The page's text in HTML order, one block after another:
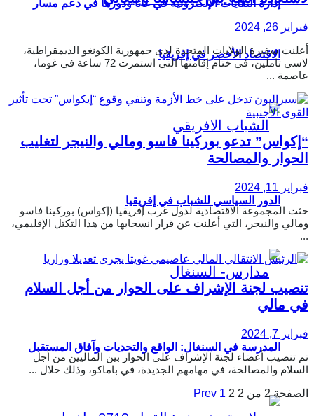
إدارة النفايات الإلكترونية في غانا ودورها في دعم مسار
الاقتصاد الأخضر في إفريقيا
الدور السياسي للشباب في إفريقيا
المدرسة في السنغال: الواقع والتحديات وآفاق المستقبل
فبراير 26, 2024
أعلنت سفيرة الولايات المتحدة لدى جمهورية الكونغو الديمقراطية،
لاسي تاملين، في ختام إقامتها التي استمرت 72 ساعة في غوما،
عاصمة ...
“إكواس” تدعو بوركينا فاسو ومالي والنيجر لتغليب
الحوار والمصالحة
فبراير 11, 2024
حثت المجموعة الاقتصادية لدول غرب إفريقيا (إكواس) بوركينا فاسو
ومالي والنيجر، التي أعلنت عن قرار انسحابها من هذا التكتل الإقليمي،
...
تنصيب لجنة الإشراف على الحوار من أجل السلام
في مالي
فبراير 7, 2024
تم تنصيب أعضاء لجنة الإشراف على الحوار بين الماليين من أجل
السلام والمصالحة، في مهامهم الجديدة، في باماكو، وذلك خلال ...
الصفحة 2 من 2
Prev 1 2